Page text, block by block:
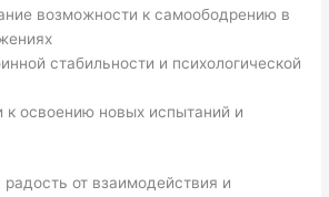
возможности к самоободрению в
стабильности и психологической
к освоению новых испытаний и
от взаимодействия и